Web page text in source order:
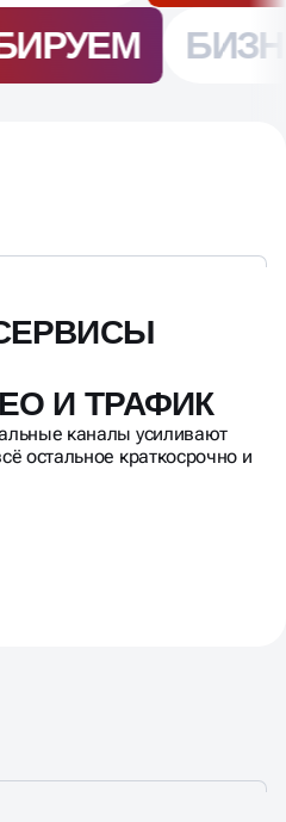
И ТРАФИК
каналы усиливают
остальное краткосрочно и